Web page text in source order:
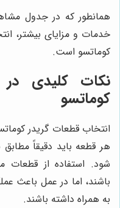
همانطور که در جدول
خدمات و مزایای بیشتر،
کوماتسو است.
نکات کلیدی در
کوماتسو
انتخاب قطعات گریدر
هر قطعه باید دقیقاً
شود. استفاده از قطعات
باشند، اما در عمل باعث
به همراه داشته باشند.